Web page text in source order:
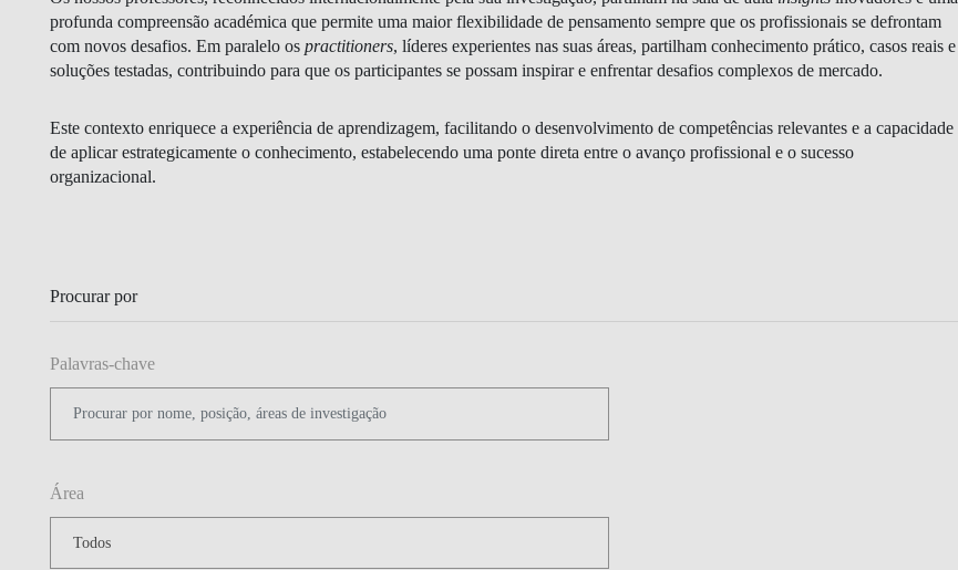
GESTÃO E ESTRATÉGIA
LIDERANÇA E GESTÃO DA
FINANÇAS E ECONOMIA
profunda compreensão académica que permite uma maior flexibilidade de pensamento sempre que os profissionais se defrontam
com novos desafios. Em paralelo os practitioners, líderes experientes nas suas áreas, partilham conhecimento prático, casos reais e
soluções testadas, contribuindo para que os participantes se possam inspirar e enfrentar desafios complexos de mercado.
Este contexto enriquece a experiência de aprendizagem, facilitando o desenvolvimento de competências relevantes e a capacidade
de aplicar estrategicamente o conhecimento, estabelecendo uma ponte direta entre o avanço profissional e o sucesso
organizacional.
Procurar por
Palavras-chave
Área